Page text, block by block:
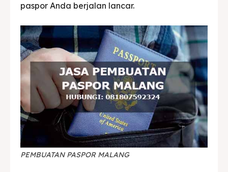
paspor Anda berjalan lancar.
PEMBUATAN PASPOR MALANG